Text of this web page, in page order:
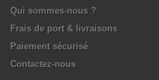
Qui sommes-nous ?
Frais de port & livraisons
Paiement sécurisé
Contactez-nous